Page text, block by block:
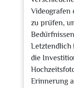
Videografen
zu prüfen,
Letztendlich
die
Erinnerung